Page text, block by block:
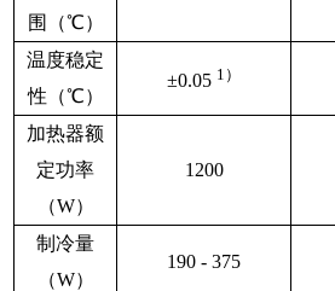
围（℃）
温度稳定
性（℃）
±0.05 1 ）
加热器额
定功率
（W）
1200
制冷量
（W）
190 - 375